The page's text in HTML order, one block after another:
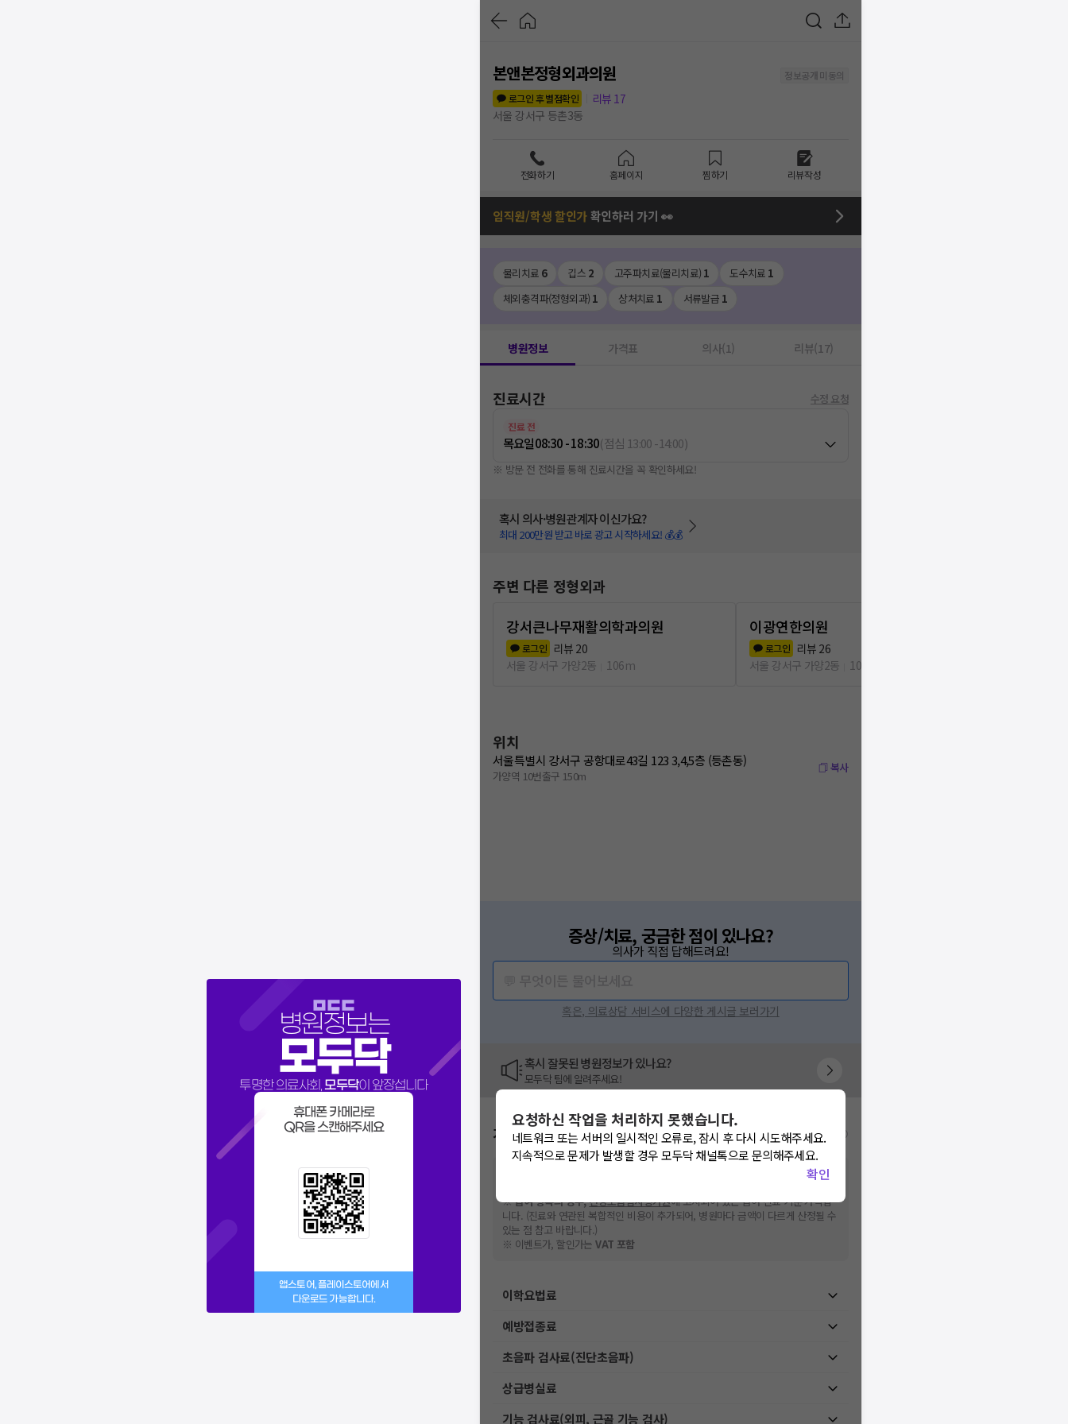
병원정보는
모두닥
투명한 의료사회,모두닥이 앞장섭니다
휴대폰 카메라로
QR을 스캔해주세요
앱스토어, 플레이스토어에서
다운로드 가능합니다.
본앤본정형외과의원
정보공개 미동의
로그인 후 별점확인
리뷰 17
서울 강서구 등촌3동
전화하기 홈페이지 찜하기 리뷰작성
임직원/학생 할인가확인하러 가기 👀
물리치료 6 깁스 2 고주파치료(물리치료) 1 도수치료 1
체외충격파(정형외과) 1 상처치료 1 서류발급 1
병원정보 가격표 의사(1) 리뷰(17)
진료시간 수정 요청
진료 전
목요일08:30 - 18:30(점심 13:00-14:00)
※ 방문 전 전화를 통해 진료시간을 꼭 확인하세요!
혹시 의사·병원관계자 이신가요?
최대 200만원 받고 바로 광고 시작하세요! 💰💰
주변 다른 정형외과
강서큰나무재활의학과의원
로그인 리뷰 20
서울 강서구 가양2동
106m
이광연한의원
로그인 리뷰 26
서울 강서구 가양2동
106m
위치
서울특별시 강서구 공항대로43길 123 3,4,5층 (등촌동)
가양역 10번출구 150m
복사
증상/치료, 궁금한 점이 있나요?
의사가 직접 답해드려요!
혹은, 의료상담 서비스에 다양한 게시글 보러가기
혹시 잘못된 병원정보가 있나요?
모두닥 팀에 알려주세요!
가격표 비급여/급여 진료란?
추가비용 등으로 실제 가격과 상이할 수 있으니, 정확한 가
※급여 항목의 경우,건강보험심사평가원에 고지되어 있는 급여 진료 기준 가격입
니다. (진료와 연관된 복합적인 비용이 추가되어, 병원마다 금액이 다르게 산정될 수
있는 점 참고 바랍니다.)
※ 이벤트가, 할인가는VAT 포함
이학요법료
예방접종료
초음파 검사료(진단초음파)
상급병실료
기능 검사료(외피, 근골 기능 검사)
요청하신 작업을 처리하지 못했습니다.
네트워크 또는 서버의 일시적인 오류로, 잠시 후 다시 시도해주세요.
지속적으로 문제가 발생할 경우 모두닥 채널톡으로 문의해주세요.
확인